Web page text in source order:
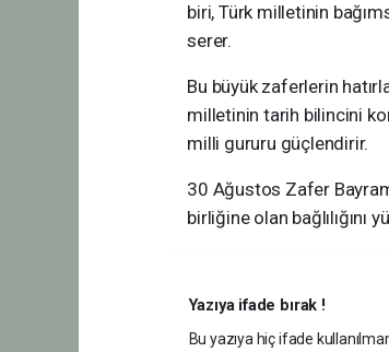
biri, Türk milletinin
serer.
Bu büyük zaferlerin
milletinin tarih bilincini
milli gururu güçlendirir.
30 Ağustos Zafer
birliğine olan bağlılığını
Yazıya ifade bırak !
Bu yazıya hiç ifade